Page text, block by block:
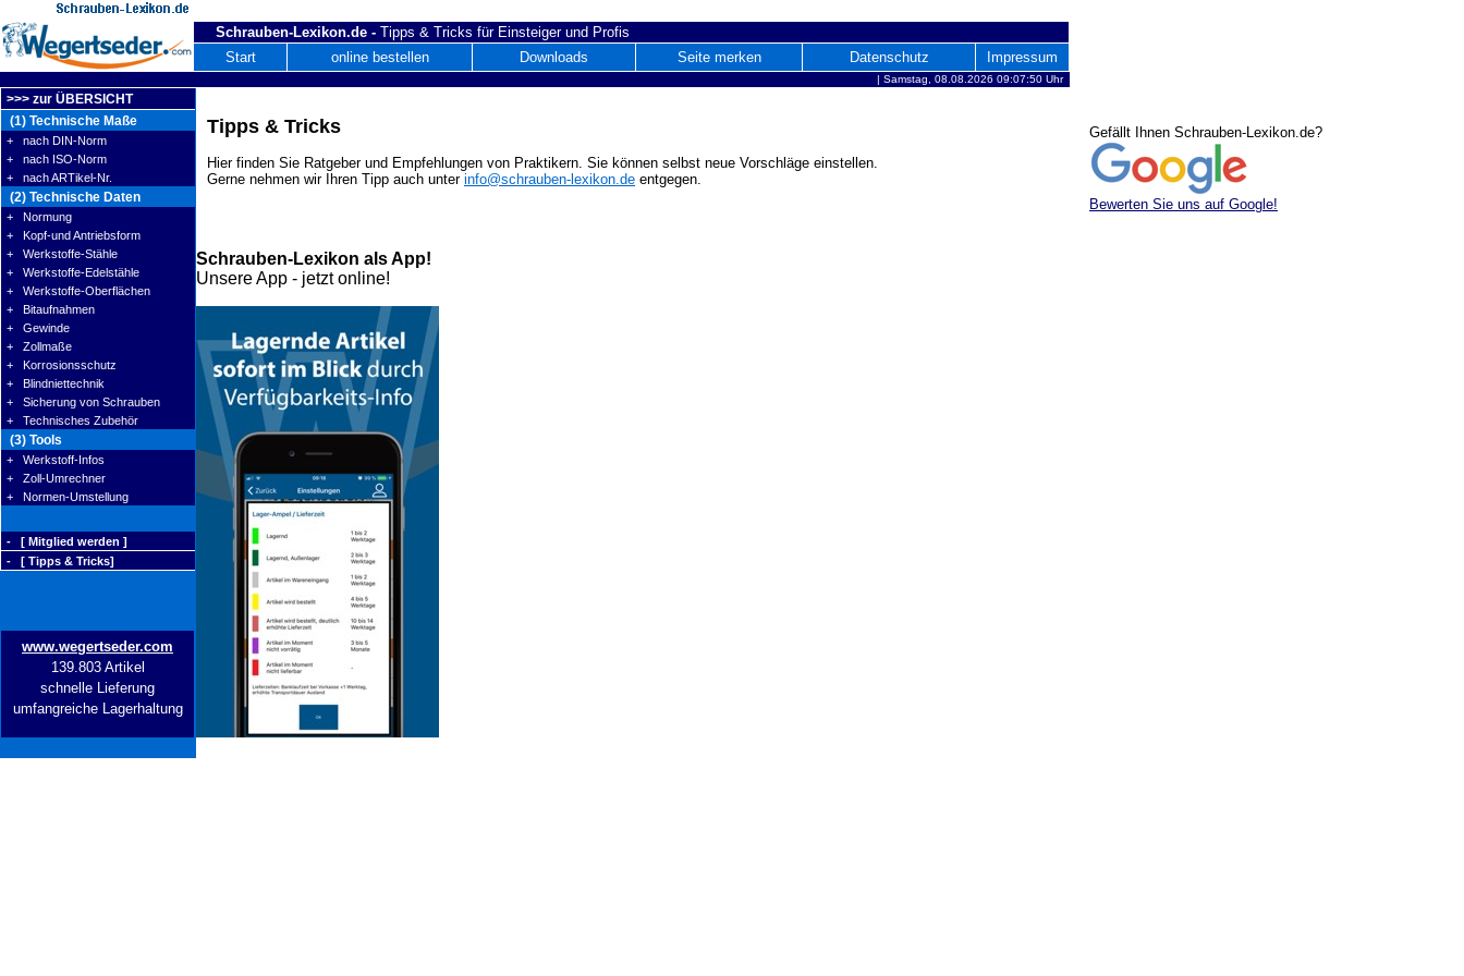
Schrauben-Lexikon.de - Tipps & Tricks für Einsteiger und Profis
Start
online bestellen Downloads Seite merken Datenschutz Impressum
| Samstag, 08.08.2026 09:07:50 Uhr
>>> zur ÜBERSICHT
(1) Technische Maße
+ nach DIN-Norm
+ nach ISO-Norm
+ nach ARTikel-Nr.
(2) Technische Daten
+ Normung
+ Kopf-und Antriebsform
+ Werkstoffe-Stähle
+ Werkstoffe-Edelstähle
+ Werkstoffe-Oberflächen
+ Bitaufnahmen
+ Gewinde
+ Zollmaße
+ Korrosionsschutz
+ Blindniettechnik
+ Sicherung von Schrauben
+ Technisches Zubehör
(3) Tools
+ Werkstoff-Infos
+ Zoll-Umrechner
+ Normen-Umstellung
- [ Mitglied werden ]
- [ Tipps & Tricks]
www.wegertseder.com
139.803 Artikel
schnelle Lieferung
umfangreiche Lagerhaltung
Tipps & Tricks
Hier finden Sie Ratgeber und Empfehlungen von Praktikern. Sie können selbst neue Vorschläge einstellen.
Gerne nehmen wir Ihren Tipp auch unter info@schrauben-lexikon.de entgegen.
Gefällt Ihnen Schrauben-Lexikon.de?
Bewerten Sie uns auf Google!
Schrauben-Lexikon als App!
Unsere App - jetzt online!